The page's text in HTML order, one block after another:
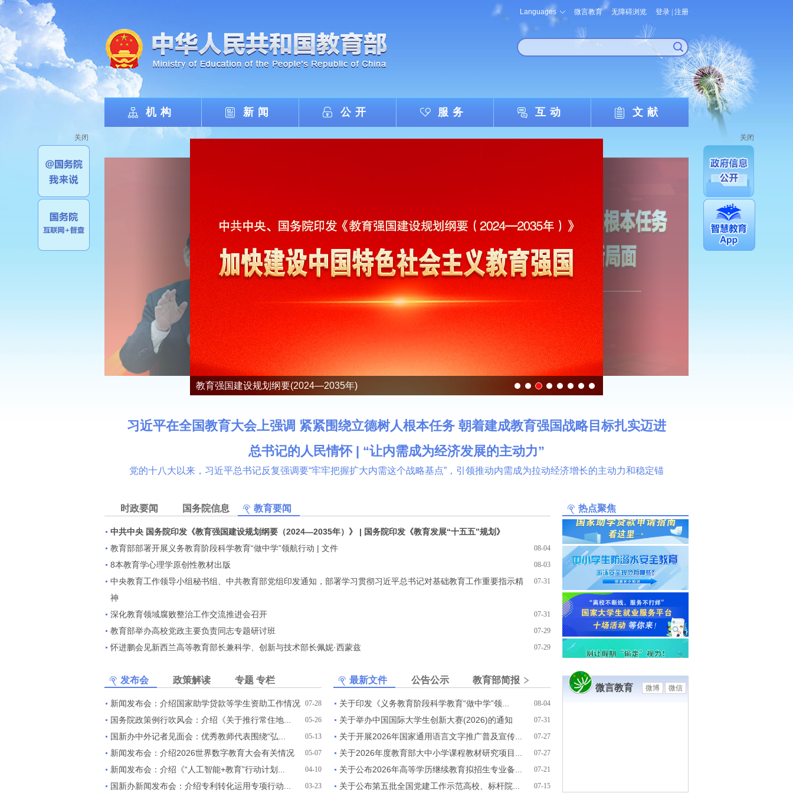
Languages 微言教育 无障碍浏览 登录 注册
机构 新闻 公开 服务 互动 文献
教育强国建设规划纲要(2024—2035年)
习近平在全国教育大会上强调 紧紧围绕立德树人根本任务 朝着建成教育强国战略目标扎实迈进
总书记的人民情怀 | “让内需成为经济发展的主动力”
党的十八大以来，习近平总书记反复强调要“牢牢把握扩大内需这个战略基点”，引领推动内需成为拉动经济增长的主动力和稳定锚
时政要闻 国务院信息 教育要闻
中共中央 国务院印发《教育强国建设规划纲要（2024—2035年）》 | 国务院印发《教育发展“十五五”规划》
08-04
教育部部署开展义务教育阶段科学教育“做中学”领航行动 | 文件
08-03
8本教育学心理学原创性教材出版
07-31
中央教育工作领导小组秘书组、中共教育部党组印发通知，部署学习贯彻习近平总书记对基础教育工作重要指示精
神
07-31
深化教育领域腐败整治工作交流推进会召开
07-29
教育部举办高校党政主要负责同志专题研讨班
07-29
怀进鹏会见新西兰高等教育部长兼科学、创新与技术部长佩妮·西蒙兹
发布会 政策解读 专题 专栏
07-28
新闻发布会：介绍国家助学贷款等学生资助工作情况
05-26
国务院政策例行吹风会：介绍《关于推行常住地...
05-13
国新办中外记者见面会：优秀教师代表围绕“弘...
05-07
新闻发布会：介绍2026世界数字教育大会有关情况
04-10
新闻发布会：介绍《“人工智能+教育”行动计划...
03-23
国新办新闻发布会：介绍专利转化运用专项行动...
最新文件 公告公示
战线联播 教育部简报 教育部简报
>
08-04
关于印发《义务教育阶段科学教育“做中学”领...
07-31
关于举办中国国际大学生创新大赛(2026)的通知
07-27
关于开展2026年国家通用语言文字推广普及宣传...
07-27
关于2026年度教育部大中小学课程教材研究项目...
07-21
关于公布2026年高等学历继续教育拟招生专业备...
07-15
关于公布第五批全国党建工作示范高校、标杆院...
热点聚焦
微言教育 微博 微信
关闭
关闭